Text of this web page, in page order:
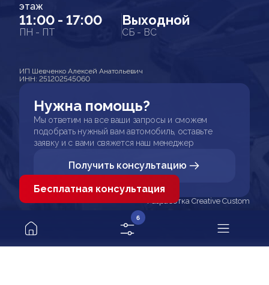
этаж
11:00 - 17:00
ПН - ПТ
Выходной
СБ - ВС
ИП Шевченко Алексей Анатольевич
ИНН: 251202545060
Нужна помощь?
Мы ответим на все ваши запросы и сможем
подобрать нужный вам автомобиль, оставьте
заявку и с вами свяжется наш менеджер
Получить консультацию
Разработка Creative Custom
6
Бесплатная консультация